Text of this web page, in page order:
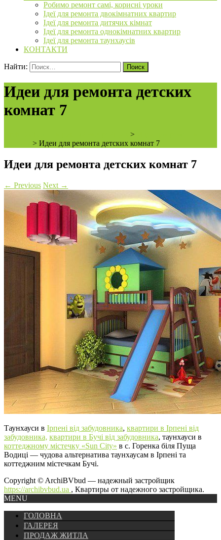
Робимо ремонт самі, корисні уроки
Ідеї для ремонта двокімнатних квартир
Ідеї для ремонта дитячих кімнат
Ідеї для ремонта однокімнатних квартир
Ідеї для ремонта таунхаусів
КОНТАКТИ
Найти:
Идеи для ремонта детских
комнат 7
>
> Идеи для ремонта детских комнат 7
Идеи для ремонта детских комнат 7
← Previous Next →
Таунхауси в Ірпені від забудовника, квартири в Ірпені від
забудовника, квартири в Бучі від забудовника, таунхауси в
коттеджному містечку «Sun City» в с. Горенка біля Пуща
Водиці — чудова альтернатива таунхаусам в Ірпені та
коттеджним містечкам Бучі.
Copyright © ArchiBVbud — надежный застройщик
https://archibvbud.ua , Квартиры от надежного застройщика.
MENU
ГОЛОВНА
ГАЛЕРЕЯ
ПРОДАЖ ЖИТЛА